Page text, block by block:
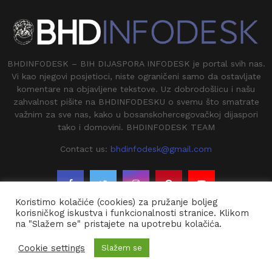
BHDINFODESK – BIH DIJASPORA INFODESK je portal svih nas.
Vi kao njegovi posjetioci, niste ograničeni samo da ostavljate
komentare na objavljene tekstove. Uz dobrodošlicu i našu
zahvalnost pišite na BHDINFODESKU o svemu što smatrate
važnim za sve nas, kako u bosanskohercegovačkoj dijaspori
tako i domovini. BHDINFODESK TEAM
Contact us: bhdinfodesk@gmail.com
@2020 - BHDINFODESK. All Right Reserved.
Koristimo kolačiće (cookies) za pružanje boljeg
korisničkog iskustva i funkcionalnosti stranice. Klikom
na "Slažem se" pristajete na upotrebu kolačića.
Cookie settings Slažem se